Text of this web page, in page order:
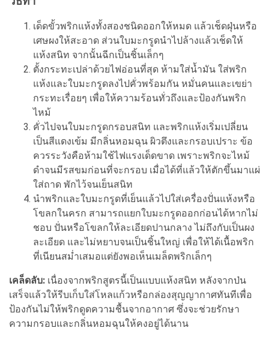
เด็ดขั้วพริกแห้งทั้งสองชนิดออกให้หมด แล้วเช็ดฝุ่นหรือ
เศษผงให้สะอาด ส่วนใบมะกรูดนำไปล้างแล้วเช็ดให้
แห้งสนิท จากนั้นฉีกเป็นชิ้นเล็กๆ
ตั้งกระทะเปล่าด้วยไฟอ่อนที่สุด ห้ามใส่น้ำมัน ใส่พริก
แห้งและใบมะกรูดลงไปคั่วพร้อมกัน หมั่นคนและเขย่า
กระทะเรื่อยๆ เพื่อให้ความร้อนทั่วถึงและป้องกันพริก
ไหม้
คั่วไปจนใบมะกรูดกรอบสนิท และพริกแห้งเริ่มเปลี่ยน
เป็นสีแดงเข้ม มีกลิ่นหอมฉุน ผิวตึงและกรอบเปราะ ข้อ
ควรระวังคือห้ามใช้ไฟแรงเด็ดขาด เพราะพริกจะไหม้
ดำจนมีรสขมก่อนที่จะกรอบ เมื่อได้ที่แล้วให้ตักขึ้นมาแผ่
ใส่ถาด พักไว้จนเย็นสนิท
นำพริกและใบมะกรูดที่เย็นแล้วไปใส่เครื่องปั่นแห้งหรือ
โขลกในครก สามารถแยกใบมะกรูดออกก่อนได้หากไม่
ชอบ ปั่นหรือโขลกให้ละเอียดปานกลาง ไม่ถึงกับเป็นผง
ละเอียด และไม่หยาบจนเป็นชิ้นใหญ่ เพื่อให้ได้เนื้อพริก
ที่เนียนสม่ำเสมอแต่ยังพอเห็นเมล็ดพริกเล็กๆ
เคล็ดลับ: เนื่องจากพริกสูตรนี้เป็นแบบแห้งสนิท หลังจากป่น
เสร็จแล้วให้รีบเก็บใส่โหลแก้วหรือกล่องสุญญากาศทันทีเพื่อ
ป้องกันไม่ให้พริกดูดความชื้นจากอากาศ ซึ่งจะช่วยรักษา
ความกรอบและกลิ่นหอมฉุนให้คงอยู่ได้นาน